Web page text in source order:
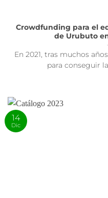
Crowdfunding para el
de Urubuto
En 2021, tras muchos
para conseguir
14
Dic